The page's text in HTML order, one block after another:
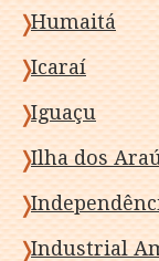
Humaitá
Icaraí
Iguaçu
Ilha dos
Industrial